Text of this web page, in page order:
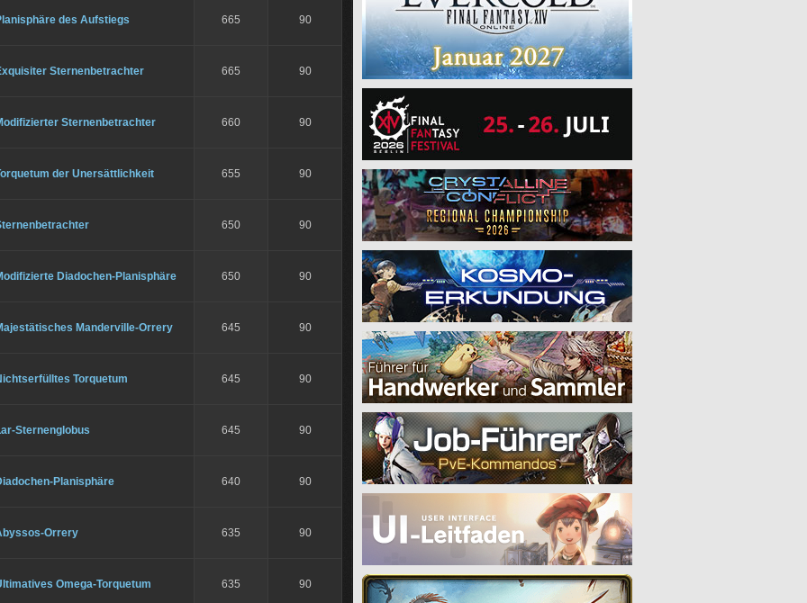
des Aufstiegs 665 90
Sternenbetrachter 665 90
Sternenbetrachter 660 90
der Unersättlichkeit 655 90
650 90
Diadochen-Planisphäre 650 90
Manderville-Orrery 645 90
Torquetum 645 90
Sternenglobus 645 90
Planisphäre 640 90
Orrery 635 90
Omega-Torquetum 635 90